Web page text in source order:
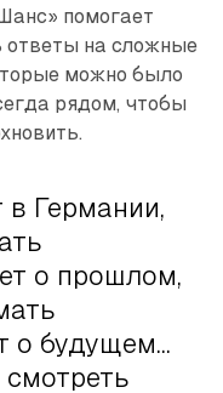
помогает
ответы на сложные
можно было
рядом, чтобы
в Германии,
о прошлом,
о будущем...